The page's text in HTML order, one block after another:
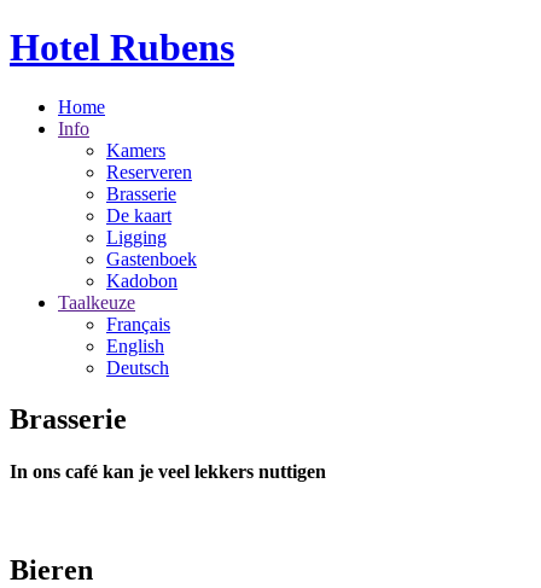
Hotel Rubens
Home
Info
Kamers
Reserveren
Brasserie
De kaart
Ligging
Gastenboek
Kadobon
Taalkeuze
Français
English
Deutsch
Brasserie
In ons café kan je veel lekkers nuttigen
Bieren